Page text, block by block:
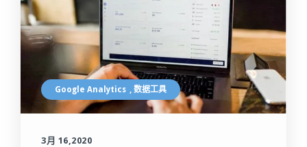
Google Analytics , 数据工具
3月 16,2020